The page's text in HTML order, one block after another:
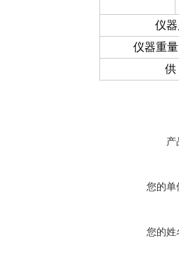
仪
仪器重
供
产
您的单
您的姓